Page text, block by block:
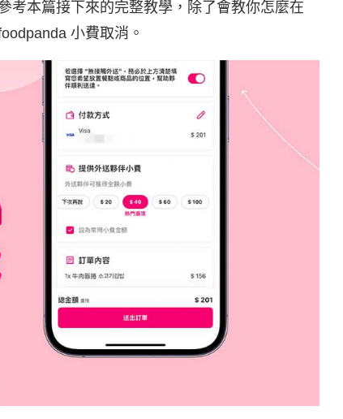
考本篇接下來的完整教學，除了會教你怎麼在
小費取消。